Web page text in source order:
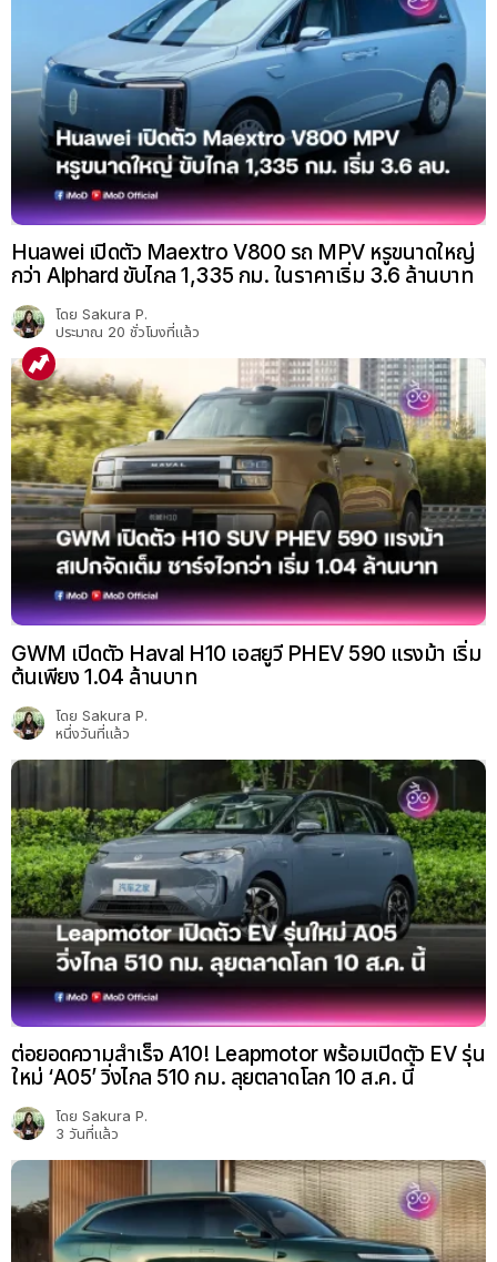
Huawei เปิดตัว Maextro V800 รถ MPV หรูขนาดใหญ่
กว่า Alphard ขับไกล 1,335 กม. ในราคาเริ่ม 3.6 ล้านบาท
โดย Sakura P.
ประมาณ 20 ชั่วโมงที่แล้ว
GWM เปิดตัว Haval H10 เอสยูวี PHEV 590 แรงม้า เริ่ม
ต้นเพียง 1.04 ล้านบาท
โดย Sakura P.
หนึ่งวันที่แล้ว
ต่อยอดความสำเร็จ A10! Leapmotor พร้อมเปิดตัว EV รุ่น
ใหม่ ‘A05’ วิ่งไกล 510 กม. ลุยตลาดโลก 10 ส.ค. นี้
โดย Sakura P.
3 วันที่แล้ว